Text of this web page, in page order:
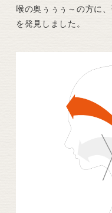
喉の奥ぅぅぅ～の方に
を発見しました。